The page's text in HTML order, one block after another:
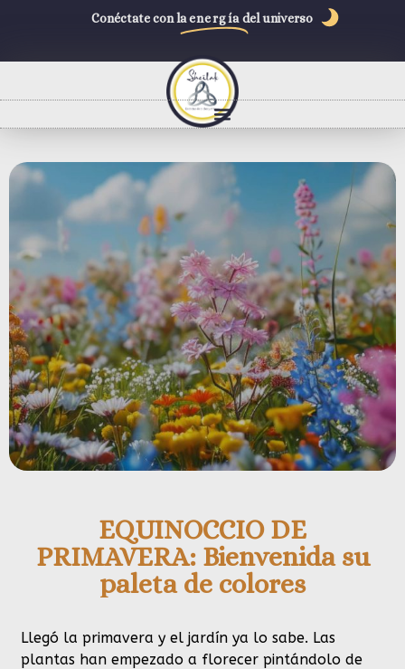
Conéctate con la energía del universo
EQUINOCCIO DE
PRIMAVERA: Bienvenida su
paleta de colores
Llegó la primavera y el jardín ya lo sabe. Las
plantas han empezado a florecer pintándolo de